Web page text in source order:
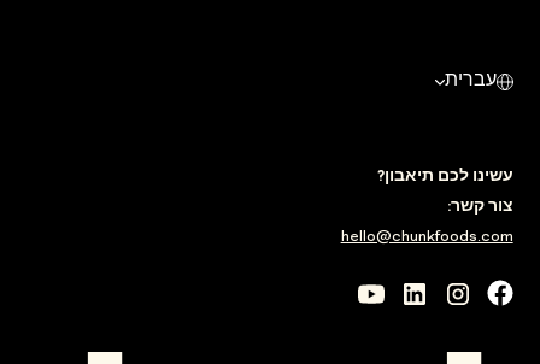
עברית
עשינו לכם תיאבון?
צור קשר:
hello@chunkfoods.com